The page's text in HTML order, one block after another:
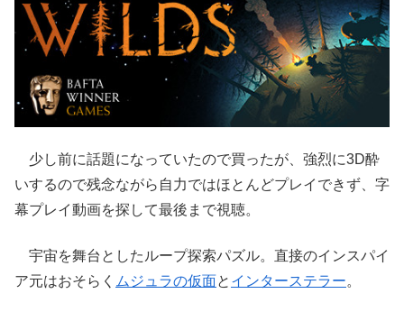
少し前に話題になっていたので買ったが、強烈に3D酔
いするので残念ながら自力ではほとんどプレイできず、字
幕プレイ動画を探して最後まで視聴。
宇宙を舞台としたループ探索パズル。直接のインスパイ
ア元はおそらく ムジュラの仮面と インターステラー。